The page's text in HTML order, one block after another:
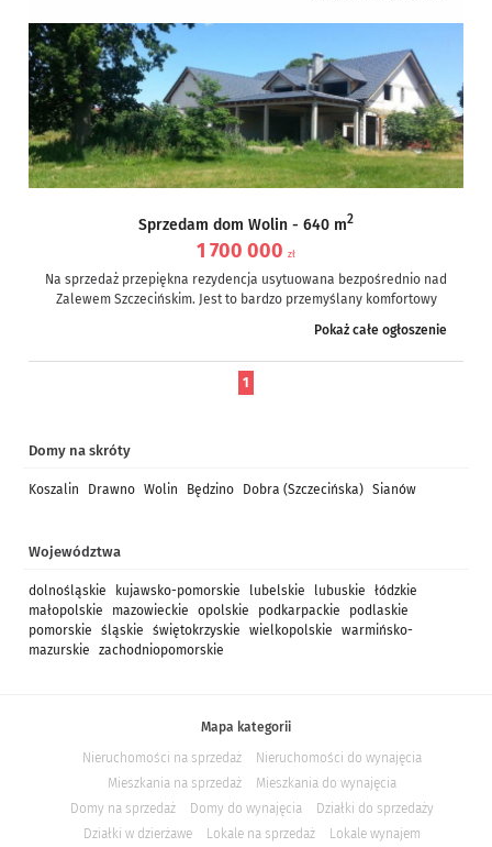
Sprzedam dom Wolin - 640 m2
1 700 000 zł
Na sprzedaż przepiękna rezydencja usytuowana bezpośrednio nad
Zalewem Szczecińskim. Jest to bardzo przemyślany komfortowy
Pokaż całe ogłoszenie
1
Domy na skróty
Koszalin Drawno Wolin Będzino Dobra (Szczecińska) Sianów
Województwa
dolnośląskie kujawsko-pomorskie lubelskie lubuskie
łódzkie
małopolskie
mazowieckie opolskie podkarpackie
podlaskie
pomorskie
śląskie świętokrzyskie wielkopolskie
warmińsko-
mazurskie
zachodniopomorskie
Mapa kategorii
Nieruchomości na sprzedaż
Nieruchomości do wynajęcia
Mieszkania na sprzedaż
Mieszkania do wynajęcia
Domy na sprzedaż
Domy do wynajęcia
Działki do sprzedaży
Działki w dzierżawe
Lokale na sprzedaż Lokale wynajem